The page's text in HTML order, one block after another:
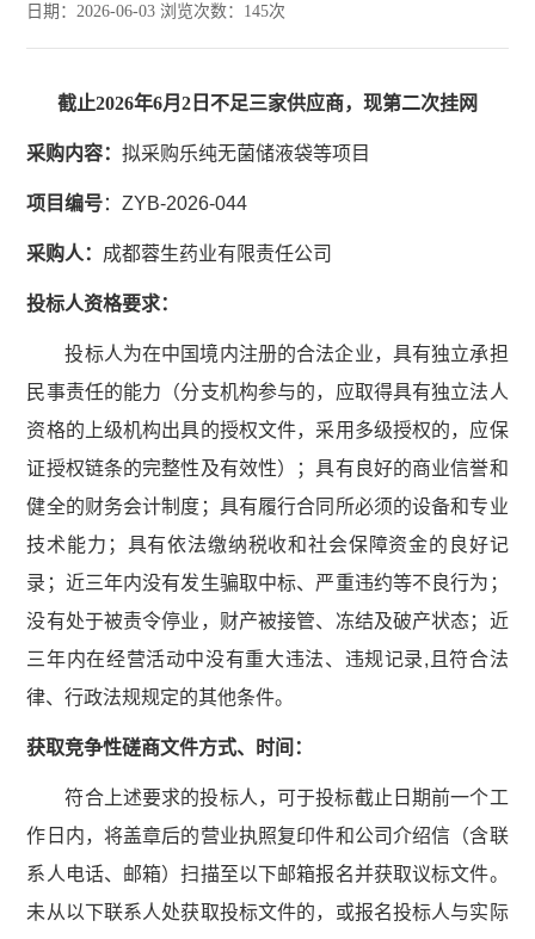
日期：2026-06-03 浏览次数： 145次
截止2026年6月2日不足三家供应商，现第二次挂网
采购内容：拟采购乐纯无菌储液袋等项目
项目编号：ZYB-2026-044
采购人： 成都蓉生药业有限责任公司
投标人资格要求：
投标人为在中国境内注册的合法企业，具有独立承担
民事责任的能力（分支机构参与的，应取得具有独立法人
资格的上级机构出具的授权文件，采用多级授权的，应保
证授权链条的完整性及有效性）；具有良好的商业信誉和
健全的财务会计制度；具有履行合同所必须的设备和专业
技术能力；具有依法缴纳税收和社会保障资金的良好记
录；近三年内没有发生骗取中标、严重违约等不良行为；
没有处于被责令停业，财产被接管、冻结及破产状态；近
三年内在经营活动中没有重大违法、违规记录,且符合法
律、行政法规规定的其他条件。
获取竞争性磋商文件方式、时间：
符合上述要求的投标人，可于投标截止日期前一个工
作日内，将盖章后的营业执照复印件和公司介绍信（含联
系人电话、邮箱）扫描至以下邮箱报名并获取议标文件。
未从以下联系人处获取投标文件的，或报名投标人与实际